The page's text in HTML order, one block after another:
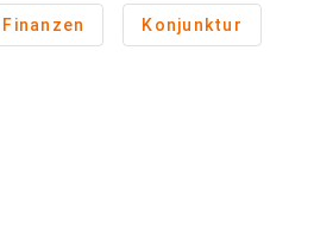
Finanzen Konjunktur